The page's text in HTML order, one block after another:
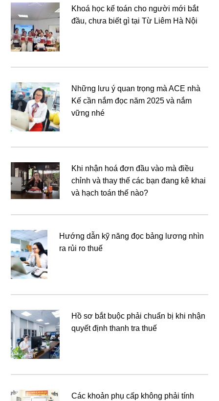
Khoá học kế toán cho người mới bắt
đầu, chưa biết gì tại Từ Liêm Hà Nội
Những lưu ý quan trọng mà ACE nhà
Kế cần nắm đọc năm 2025 và nắm
vững nhé
Khi nhận hoá đơn đầu vào mà điều
chỉnh và thay thế các bạn đang kê khai
và hạch toán thế nào?
Hướng dẫn kỹ năng đọc bảng lương nhìn
ra rủi ro thuế
Hồ sơ bắt buộc phải chuẩn bị khi nhận
quyết định thanh tra thuế
Các khoản phụ cấp không phải tính